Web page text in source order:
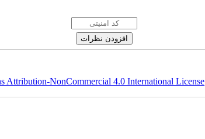
Attribution-NonCommercial 4.0 International License